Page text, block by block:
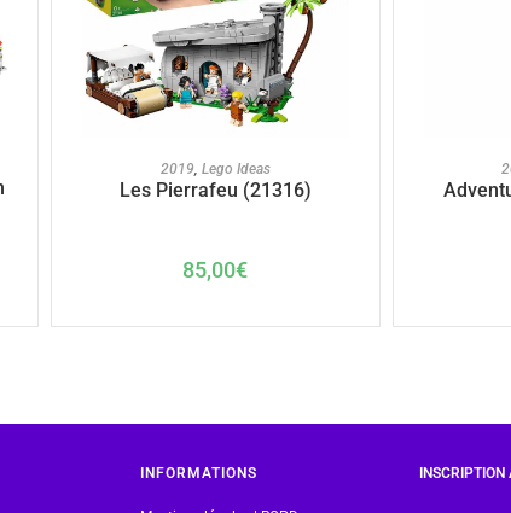
AJOUTER AU PANIER
2019, Lego Ideas
Les Pierrafeu (21316)
85,00€
INFORMATIONS